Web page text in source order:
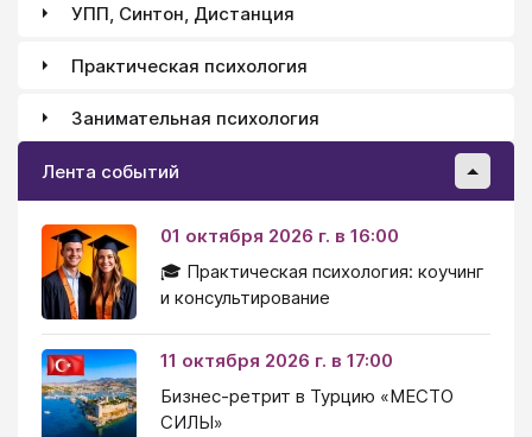
УПП, Синтон, Дистанция
Практическая психология
Занимательная психология
Лента событий
01 октября 2026 г. в 16:00
🎓 Практическая психология: коучинг
и консультирование
11 октября 2026 г. в 17:00
Бизнес-ретрит в Турцию «МЕСТО
СИЛЫ»